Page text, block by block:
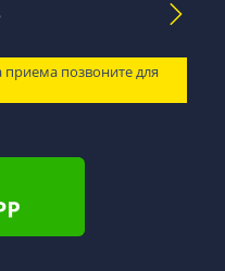
позвоните для